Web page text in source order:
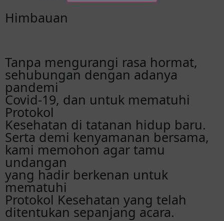
Ipda angga torong
BapakRidho
Selamat menempuh kehidupan yang
sebenarnya kawanku, semoga langgeng
sampe akhir hayat memisahkan Semangat
dan jangan menyerah ndann
Daniel
Akhirnnya pak ggeng
Bathriq
Semoga menjadi keluarga sakinah
mawaddah warohmah
Himbauan
Tanpa mengurangi rasa hormat,
sehubungan dengan adanya
pandemi
Covid-19, dan untuk mematuhi
Protokol
Kesehatan di tatanan hidup baru.
Serta demi kenyamanan bersama,
kami memohon agar tamu
undangan
yang hadir berkenan untuk
mematuhi
Protokol Kesehatan yang telah
ditentukan sepanjang acara.